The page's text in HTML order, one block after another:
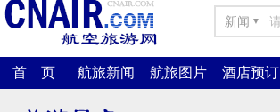
新闻 ▼
首 页 航旅新闻 航旅图片 酒店预订